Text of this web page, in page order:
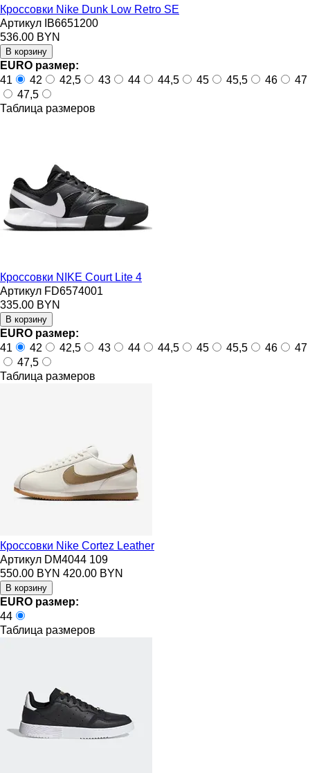
Кроссовки Nike Dunk Low Retro SE
Артикул IB6651200
536.00 BYN
EURO размер:
41
42 42,5 43 44 44,5 45 45,5 46
47
47,5
Таблица размеров
Кроссовки NIKE Court Lite 4
Артикул FD6574001
335.00 BYN
EURO размер:
41
42 42,5 43 44 44,5 45 45,5 46
47
47,5
Таблица размеров
Кроссовки Nike Cortez Leather
Артикул DM4044 109
550.00 BYN 420.00 BYN
EURO размер:
44
Таблица размеров